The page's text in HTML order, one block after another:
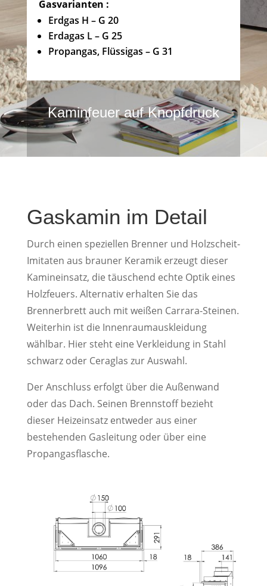
Gasvarianten :
Erdgas H – G 20
Erdagas L – G 25
Propangas, Flüssigas – G 31
Kaminfeuer auf Knopfdruck
Gaskamin im Detail
Durch einen speziellen Brenner und Holzscheit-
Imitaten aus brauner Keramik erzeugt dieser
Kamineinsatz, die täuschend echte Optik eines
Holzfeuers. Alternativ erhalten Sie das
Brennerbrett auch mit weißen Carrara-Steinen.
Weiterhin ist die Innenraumauskleidung
wählbar. Hier steht eine Verkleidung in Stahl
schwarz oder Ceraglas zur Auswahl.
Der Anschluss erfolgt über die Außenwand
oder das Dach. Seinen Brennstoff bezieht
dieser Heizeinsatz entweder aus einer
bestehenden Gasleitung oder über eine
Propangasflasche.